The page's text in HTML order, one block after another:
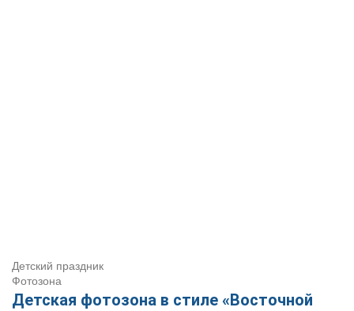
Детский праздник
Фотозона
Детская фотозона в стиле «Восточной